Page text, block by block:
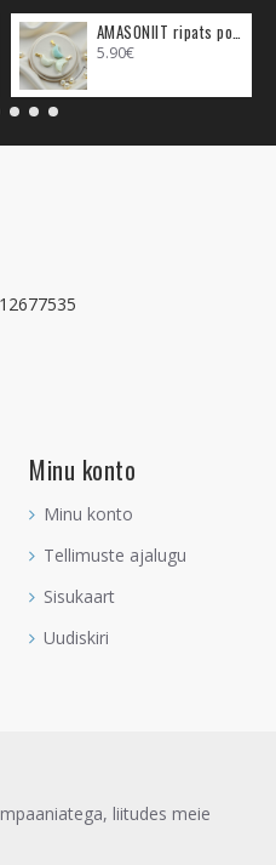
5.90€
Minu konto
Minu konto
Tellimuste ajalugu
Sisukaart
Uudiskiri
liitudes meie